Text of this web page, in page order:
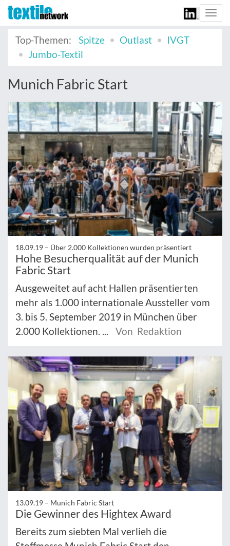
Top-Themen:
Spitze Outlast
IVGT
Jumbo-Textil
Munich Fabric Start
18.09.19 – Über 2.000 Kollektionen wurden präsentiert
Hohe Besucherqualität auf der Munich
Fabric Start
Ausgeweitet auf acht Hallen präsentierten
mehr als 1.000 internationale Aussteller vom
3. bis 5. September 2019 in München über
2.000 Kollektionen. ...
Von Redaktion
13.09.19 – Munich Fabric Start
Die Gewinner des Hightex Award
Bereits zum siebten Mal verlieh die